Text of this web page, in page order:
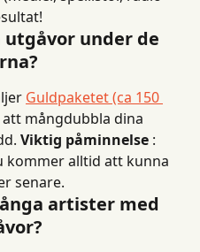
under de
Guldpaketet (ca 150
mångdubbla dina
Viktig påminnelse :
kommer alltid att kunna
senare.
artister med